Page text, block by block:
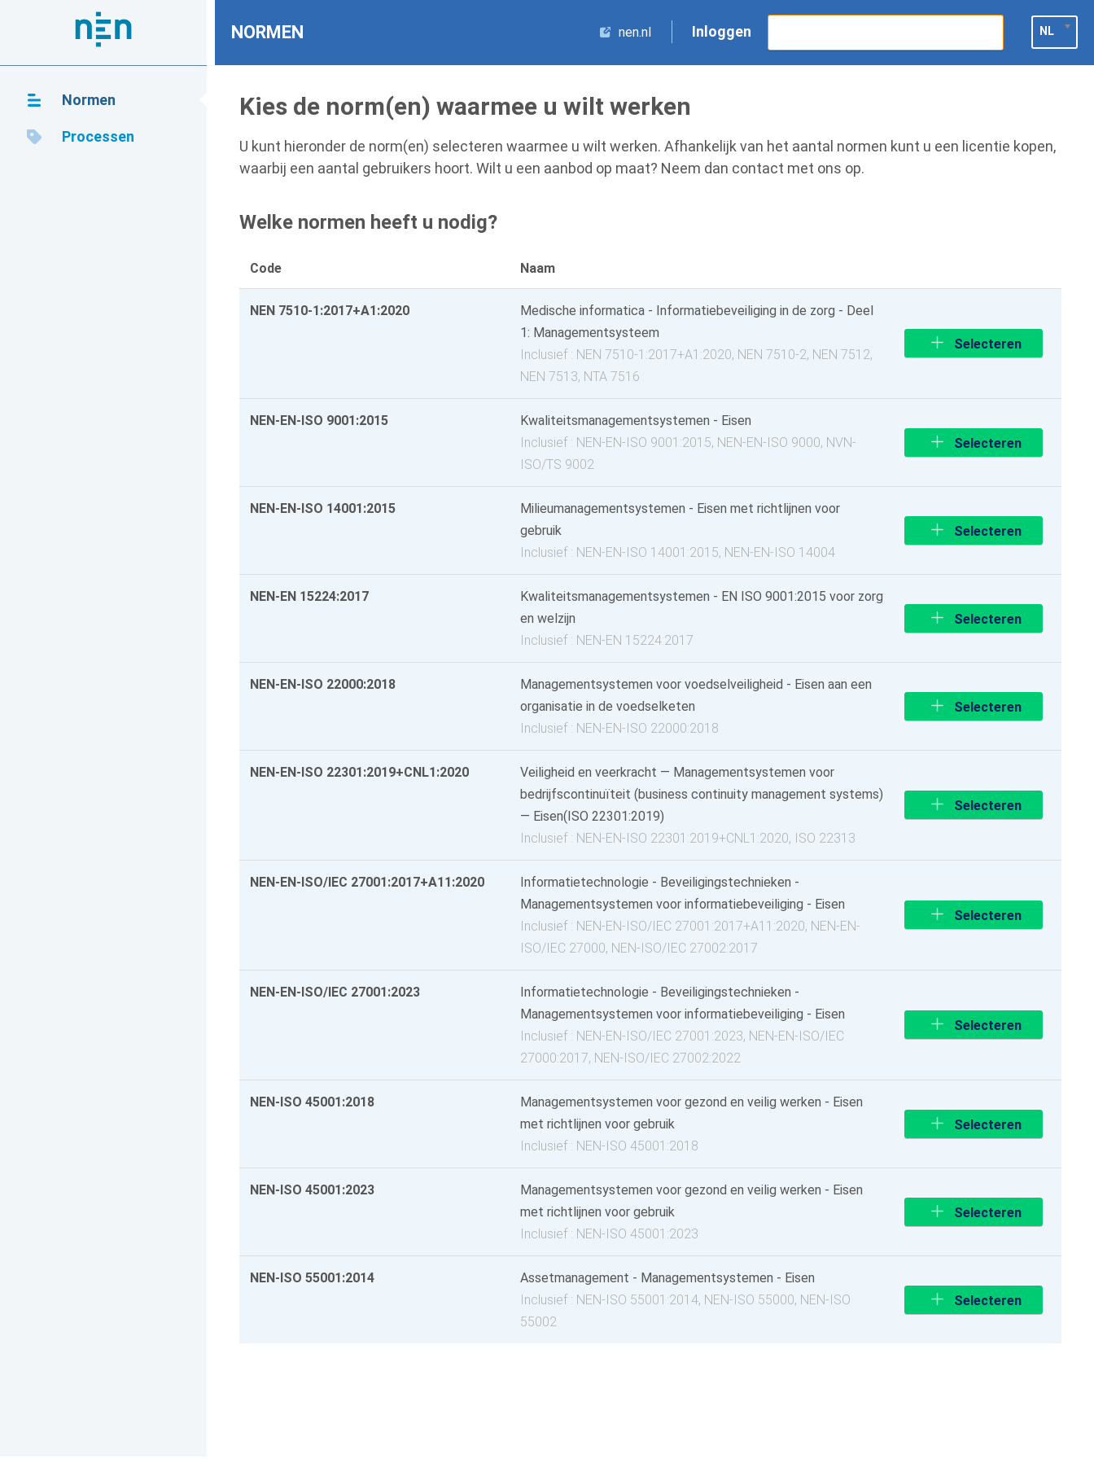
NORMEN nen.nl Inloggen NL
Normen
Processen
Kies de norm(en) waarmee u wilt werken
U kunt hieronder de norm(en) selecteren waarmee u wilt werken. Afhankelijk van het aantal normen kunt u een licentie kopen,
waarbij een aantal gebruikers hoort. Wilt u een aanbod op maat? Neem dan contact met ons op.
Welke normen heeft u nodig?
Code Naam
NEN 7510-1:2017+A1:2020
Medische informatica - Informatiebeveiliging in de zorg - Deel
1: Managementsysteem
Inclusief : NEN 7510-1:2017+A1:2020, NEN 7510-2, NEN 7512,
NEN 7513, NTA 7516
Selecteren
NEN-EN-ISO 9001:2015
Kwaliteitsmanagement­systemen - Eisen
Inclusief : NEN-EN-ISO 9001:2015, NEN-EN-ISO 9000, NVN-
ISO/TS 9002
Selecteren
NEN-EN-ISO 14001:2015
Milieumanagementsystemen - Eisen met richtlijnen voor
gebruik
Inclusief : NEN-EN-ISO 14001:2015, NEN-EN-ISO 14004
Selecteren
NEN-EN 15224:2017
Kwaliteitsmanagementsystemen - EN ISO 9001:2015 voor zorg
en welzijn
Inclusief : NEN-EN 15224:2017
Selecteren
NEN-EN-ISO 22000:2018
Managementsystemen voor voedselveiligheid - Eisen aan een
organisatie in de voedselketen
Inclusief : NEN-EN-ISO 22000:2018
Selecteren
NEN-EN-ISO 22301:2019+CNL1:2020
Veiligheid en veerkracht — Managementsystemen voor
bedrijfscontinuïteit (business continuity management systems)
— Eisen(ISO 22301:2019)
Inclusief : NEN-EN-ISO 22301:2019+CNL1:2020, ISO 22313
Selecteren
NEN-EN-ISO/IEC 27001:2017+A11:2020
Informatietechnologie - Beveiligingstechnieken -
Managementsystemen voor informatiebeveiliging - Eisen
Inclusief : NEN-EN-ISO/IEC 27001:2017+A11:2020, NEN-EN-
ISO/IEC 27000, NEN-ISO/IEC 27002:2017
Selecteren
NEN-EN-ISO/IEC 27001:2023
Informatietechnologie - Beveiligingstechnieken -
Managementsystemen voor informatiebeveiliging - Eisen
Inclusief : NEN-EN-ISO/IEC 27001:2023, NEN-EN-ISO/IEC
27000:2017, NEN-ISO/IEC 27002:2022
Selecteren
NEN-ISO 45001:2018
Managementsystemen voor gezond en veilig werken - Eisen
met richtlijnen voor gebruik
Inclusief : NEN-ISO 45001:2018
Selecteren
NEN-ISO 45001:2023
Managementsystemen voor gezond en veilig werken - Eisen
met richtlijnen voor gebruik
Inclusief : NEN-ISO 45001:2023
Selecteren
NEN-ISO 55001:2014
Assetmanagement - Managementsystemen - Eisen
Inclusief : NEN-ISO 55001:2014, NEN-ISO 55000, NEN-ISO
55002
Selecteren